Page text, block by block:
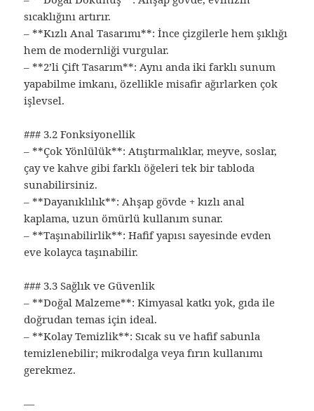
sıcaklığını artırır.
– **Kızlı Anal Tasarımı**: İnce çizgilerle hem şıklığı
hem de modernliği vurgular.
– **2’li Çift Tasarım**: Aynı anda iki farklı sunum
yapabilme imkanı, özellikle misafir ağırlarken çok
işlevsel.
### 3.2 Fonksiyonellik
– **Çok Yönlülük**: Atıştırmalıklar, meyve, soslar,
çay ve kahve gibi farklı öğeleri tek bir tabloda
sunabilirsiniz.
– **Dayanıklılık**: Ahşap gövde + kızlı anal
kaplama, uzun ömürlü kullanım sunar.
– **Taşınabilirlik**: Hafif yapısı sayesinde evden
eve kolayca taşınabilir.
### 3.3 Sağlık ve Güvenlik
– **Doğal Malzeme**: Kimyasal katkı yok, gıda ile
doğrudan temas için ideal.
– **Kolay Temizlik**: Sıcak su ve hafif sabunla
temizlenebilir; mikrodalga veya fırın kullanımı
gerekmez.
—